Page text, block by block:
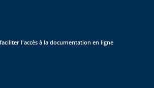
l'accès à la documentation en ligne